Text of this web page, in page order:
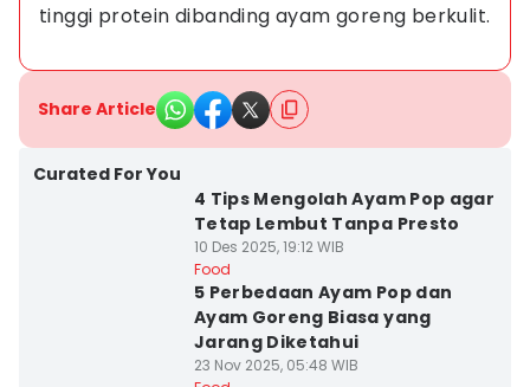
tinggi protein dibanding ayam goreng berkulit.
Share Article
Curated For You
4 Tips Mengolah Ayam Pop agar
Tetap Lembut Tanpa Presto
10 Des 2025, 19:12 WIB
Food
5 Perbedaan Ayam Pop dan
Ayam Goreng Biasa yang
Jarang Diketahui
23 Nov 2025, 05:48 WIB